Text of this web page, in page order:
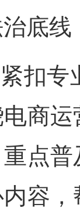
底
扣专
商
点普
容